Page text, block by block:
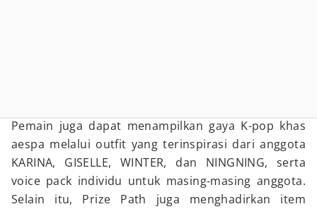
Pemain juga dapat menampilkan gaya K-pop khas
aespa melalui outfit yang terinspirasi dari anggota
KARINA, GISELLE, WINTER, dan NINGNING, serta
voice pack individu untuk masing-masing anggota.
Selain itu, Prize Path juga menghadirkan item